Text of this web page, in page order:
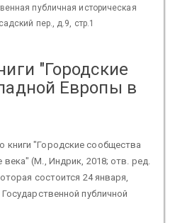
публичная историческая
пер., д.9, стр.1
"Городские
Европы в
книги "Городские сообщества
(М., Индрик, 2018; отв. ред.
состоится 24 января,
публичной